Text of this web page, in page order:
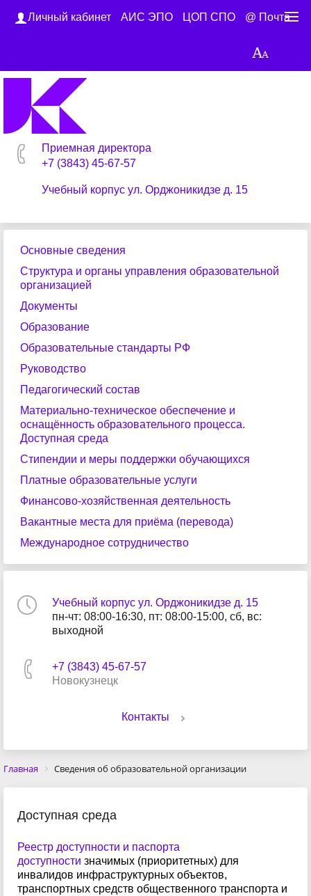
Личный кабинет АИС ЭПО ЦОП СПО @ Почта
Приемная директора
+7 (3843) 45-67-57
Учебный корпус ул. Орджоникидзе д. 15
Основные сведения
Структура и органы управления образовательной
организацией
Документы
Образование
Образовательные стандарты РФ
Руководство
Педагогический состав
Материально-техническое обеспечение и
оснащённость образовательного процесса.
Доступная среда
Стипендии и меры поддержки обучающихся
Платные образовательные услуги
Финансово-хозяйственная деятельность
Вакантные места для приёма (перевода)
Международное сотрудничество
Учебный корпус ул. Орджоникидзе д. 15
пн-чт: 08:00-16:30, пт: 08:00-15:00, сб, вс:
выходной
+7 (3843) 45-67-57
Новокузнецк
Контакты
Главная Сведения об образовательной организации
Доступная среда
Реестр доступности и паспорта
доступности значимых (приоритетных) для
инвалидов инфраструктурных объектов,
транспортных средств общественного транспорта и